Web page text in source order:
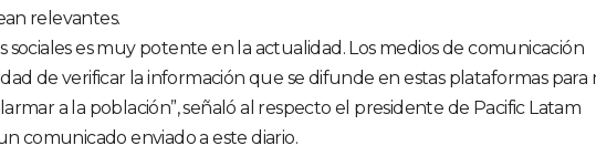
relevantes.
sociales es muy potente en la actualidad. Los medios de comunicación
de verificar la información que se difunde en estas plataformas para
a la población”, señaló al respecto el presidente de Pacific Latam
comunicado enviado a este diario.